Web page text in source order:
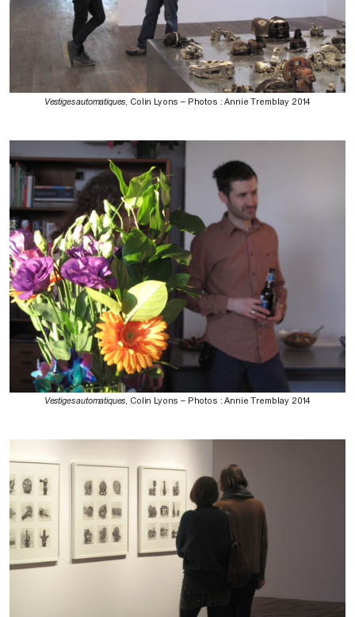
Vestiges automatiques , Colin Lyons – Photos : Annie Tremblay 2014
Vestiges automatiques , Colin Lyons – Photos : Annie Tremblay 2014